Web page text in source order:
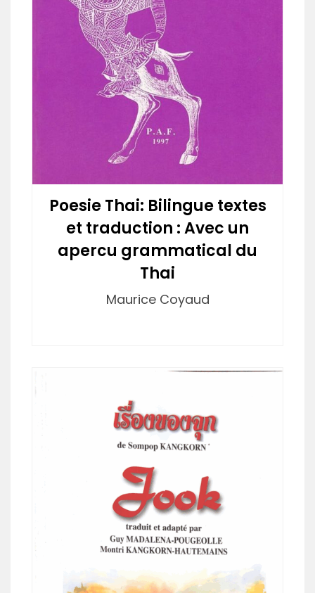
Poesie Thai: Bilingue textes
et traduction : Avec un
apercu grammatical du
Thai
Maurice Coyaud